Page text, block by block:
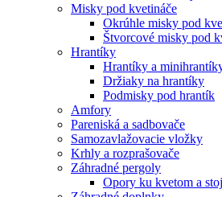
Misky pod kvetináče
Okrúhle misky pod
Štvorcové misky pod
Hrantíky
Hrantíky a
Držiaky na hrantíky
Podmisky pod hrantík
Amfory
Pareniská a sadbovače
Samozavlažovacie vložky
Krhly a rozprašovače
Záhradné pergoly
Opory ku kvetom a